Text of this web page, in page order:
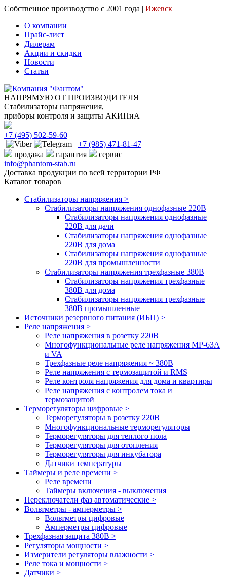
Собственное производство с 2001 года | Ижевск
О компании
Прайс-лист
Дилерам
Акции и скидки
Новости
Статьи
НАПРЯМУЮ ОТ ПРОИЗВОДИТЕЛЯ
Стабилизаторы напряжения,
приборы контроля и защиты АКИПиА
+7 (495) 502-59-60
+7 (985) 471-81-47
продажа
гарантия
сервис
info@phantom-stab.ru
Доставка продукции по всей территории РФ
Каталог товаров
Стабилизаторы напряжения >
Cтабилизаторы напряжения однофазные 220В
Стабилизаторы напряжения однофазные
220В для дачи
Стабилизаторы напряжения однофазные
220В для дома
Стабилизаторы напряжения однофазные
220В для промышленности
Стабилизаторы напряжения трехфазные 380В
Cтабилизаторы напряжения трехфазные
380В для дома
Стабилизаторы напряжения трехфазные
380В промышленные
Источники резервного питания (ИБП) >
Реле напряжения >
Реле напряжения в розетку 220В
Многофункциональные реле напряжения МР-63А
и VA
Трехфазные реле напряжения ~ 380В
Реле напряжения с термозащитой и RMS
Реле контроля напряжения для дома и квартиры
Реле напряжения с контролем тока и
термозащитой
Терморегуляторы цифровые >
Терморегуляторы в розетку 220В
Многофункциональные терморегуляторы
Терморегуляторы для теплого пола
Терморегуляторы для отопления
Терморегуляторы для инкубатора
Датчики температуры
Таймеры и реле времени >
Реле времени
Таймеры включения - выключения
Переключатели фаз автоматические >
Вольтметры - амперметры >
Вольтметры цифровые
Амперметры цифровые
Трехфазная защита 380В >
Регуляторы мощности >
Измерители регуляторы влажности >
Реле тока и мощности >
Датчики >